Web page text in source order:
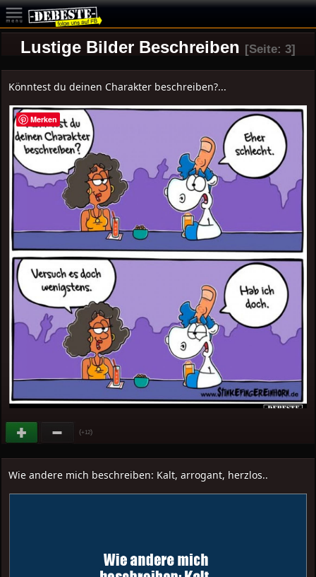
Lustige Bilder Beschreiben [Seite: 3]
Könntest du deinen Charakter beschreiben?...
(+12)
Wie andere mich beschreiben: Kalt, arrogant, herzlos..
Merken